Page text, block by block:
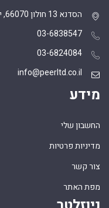
הסדנא 13 חולון 66070, ישראל
03-6838547
03-6824084
info@peerltd.co.il
מידע
החשבון שלי
מדיניות פרטיות
צור קשר
מפת האתר